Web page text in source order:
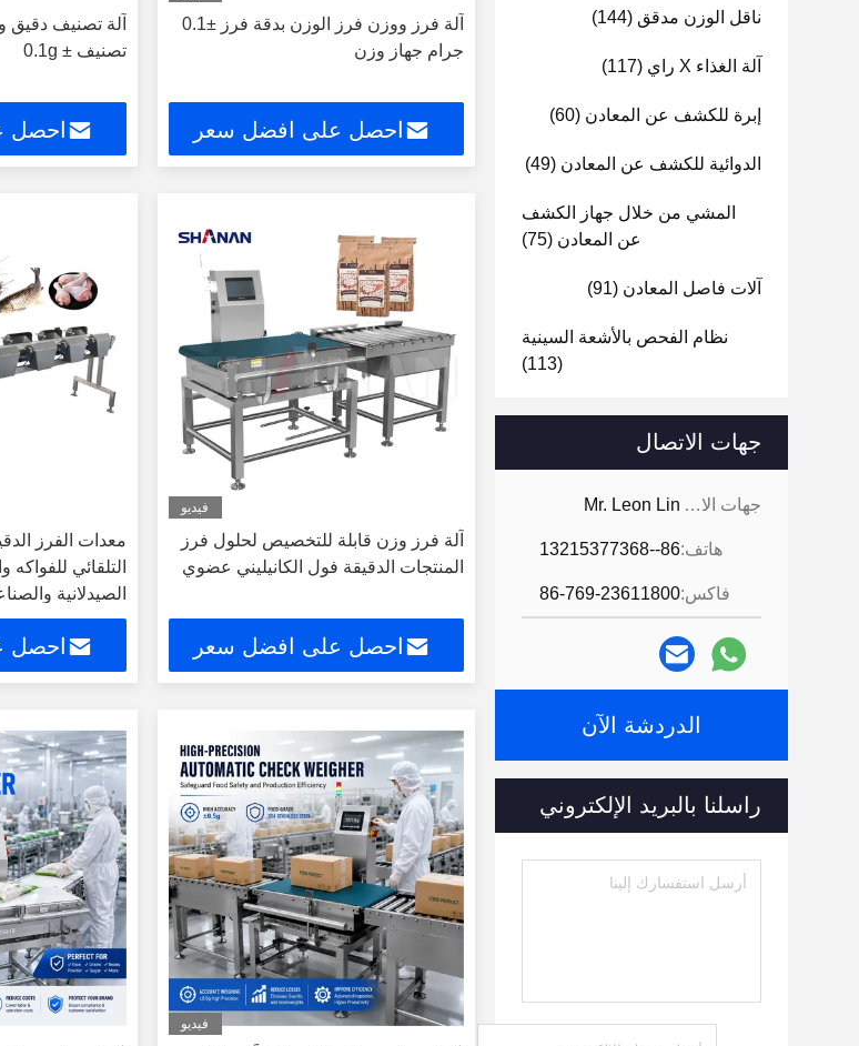
ناقل الوزن مدقق (144)
آلة الغذاء X راي (117)
إبرة للكشف عن المعادن (60)
الدوائية للكشف عن المعادن (49)
المشي من خلال جهاز الكشف
عن المعادن (75)
آلات فاصل المعادن (91)
نظام الفحص بالأشعة السينية
(113)
آلة فرز الوزن(34)
كاشف معادن ناقل
كومبو للكشف عن المعادن و
فاصل أقراص معدنية(96)
جهات الاتصال
جهات الاتصال: Mr. Leon Lin
هاتف:86--13215377368
فاكس:86-769-23611800
الدردشة الآن
راسلنا بالبريد الإلكتروني
آلة فرز ووزن فرز الوزن بدقة فرز ±0.1
جرام جهاز وزن
احصل على افضل سعر
آلة تصنيف دقيق
تصنيف ± 0.1g
احصل
فيديو
آلة فرز وزن قابلة للتخصيص لحلول فرز
المنتجات الدقيقة فول الكانيليني عضوي
احصل على افضل سعر
معدات الفرز
التلقائي
الصيدلانية
احصل
فيديو